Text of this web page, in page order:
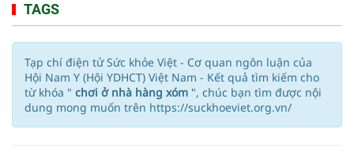
TAGS
Tạp chí điện tử Sức khỏe Việt - Cơ quan ngôn luận của
Hội Nam Y (Hội YDHCT) Việt Nam - Kết quả tìm kiếm cho
từ khóa " chơi ở nhà hàng xóm ", chúc bạn tìm được nội
dung mong muốn trên https://suckhoeviet.org.vn/